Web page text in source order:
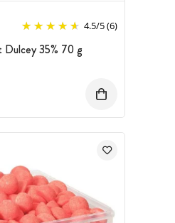
4.5/5(6)
35% 70 g
: